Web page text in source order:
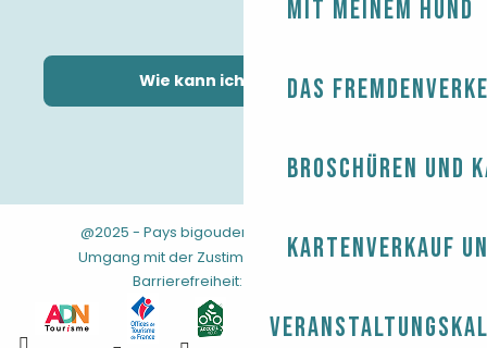
Mit meinem Hund
Das
Broschüren und
Kartenverkauf
Wie kann ich kommen?
@2025 - Pays bigouden Rechtliche Hinweise
Umgang mit der Zustimmung
-AGB -Sitemap-
Barrierefreiheit: nicht konform